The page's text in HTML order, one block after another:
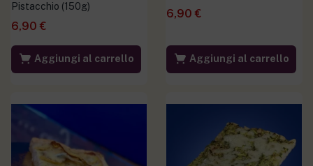
Pistacchio (150g)
6,90 €
Aggiungi al carrello
6,90 €
Aggiungi al carrello